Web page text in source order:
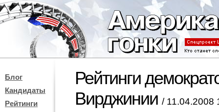
Блог
Кандидаты
Рейтинги
Рейтинги
Вирджинии / 11.04.2008